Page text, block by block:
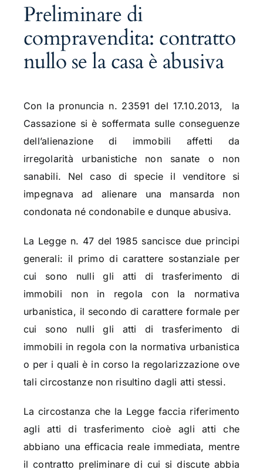
Preliminare di
compravendita: contratto
nullo se la casa è abusiva
Con la pronuncia n. 23591 del 17.10.2013, la
Cassazione si è soffermata sulle conseguenze
dell’alienazione di immobili affetti da
irregolarità urbanistiche non sanate o non
sanabili. Nel caso di specie il venditore si
impegnava ad alienare una mansarda non
condonata né condonabile e dunque abusiva.
La Legge n. 47 del 1985 sancisce due principi
generali: il primo di carattere sostanziale per
cui sono nulli gli atti di trasferimento di
immobili non in regola con la normativa
urbanistica, il secondo di carattere formale per
cui sono nulli gli atti di trasferimento di
immobili in regola con la normativa urbanistica
o per i quali è in corso la regolarizzazione ove
tali circostanze non risultino dagli atti stessi.
La circostanza che la Legge faccia riferimento
agli atti di trasferimento cioè agli atti che
abbiano una efficacia reale immediata, mentre
il contratto preliminare di cui si discute abbia